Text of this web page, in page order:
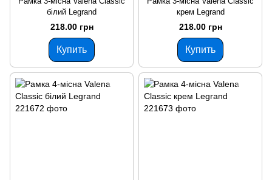
білий Legrand
218.00 грн
Купить
крем Legrand
218.00 грн
Купить